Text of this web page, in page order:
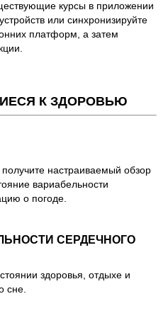
курсы в приложении
или синхронизируйте
платформ, а затем
К ЗДОРОВЬЮ
настраиваемый обзор
вариабельности
о погоде.
СЕРДЕЧНОГО
здоровья, отдыхе и
сне.